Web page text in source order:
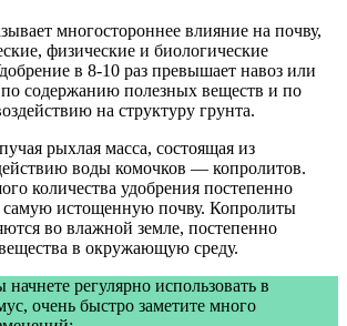
многостороннее влияние на почву,
физические и биологические
в 8-10 раз превышает навоз или
содержанию полезных веществ и по
на структуру грунта.
рыхлая масса, состоящая из
воды комочков — копролитов.
количества удобрения постепенно
самую истощенную почву. Копролиты
во влажной земле, постепенно
в окружающую среду.
регулярно использовать в
очень быстро заметите много